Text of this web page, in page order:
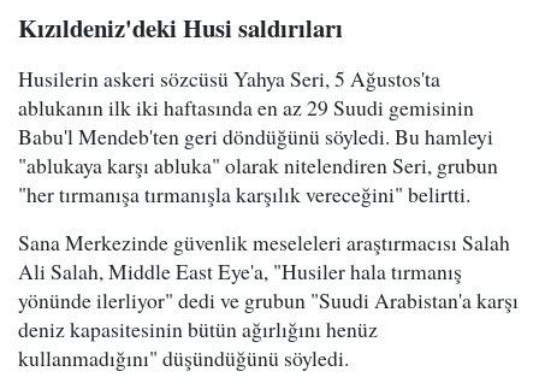
Kızıldeniz'deki Husi saldırıları
Husilerin askeri sözcüsü Yahya Seri, 5 Ağustos'ta
ablukanın ilk iki haftasında en az 29 Suudi gemisinin
Babu'l Mendeb'ten geri döndüğünü söyledi. Bu hamleyi
"ablukaya karşı abluka" olarak nitelendiren Seri, grubun
"her tırmanışa tırmanışla karşılık vereceğini" belirtti.
Sana Merkezinde güvenlik meseleleri araştırmacısı Salah
Ali Salah, Middle East Eye'a, "Husiler hala tırmanış
yönünde ilerliyor" dedi ve grubun "Suudi Arabistan'a karşı
deniz kapasitesinin bütün ağırlığını henüz
kullanmadığını" düşündüğünü söyledi.